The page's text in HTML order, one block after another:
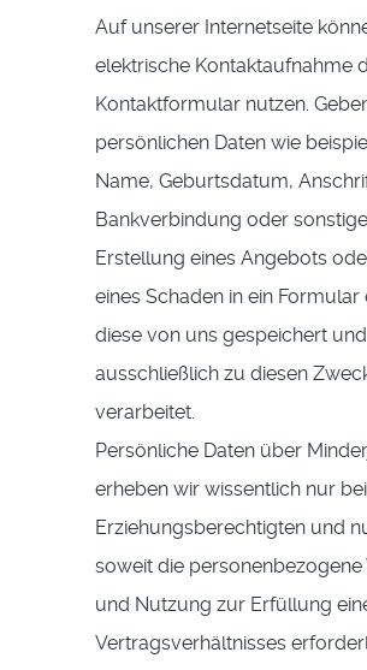
Auf unserer Internetseite
elektrische Kontaktaufnahme
Kontaktformular nutzen.
persönlichen Daten wie
Name, Geburtsdatum,
Bankverbindung oder
Erstellung eines Angebots
eines Schaden in ein Formular
diese von uns gespeichert und
ausschließlich zu diesen
verarbeitet.
Persönliche Daten über
erheben wir wissentlich nur bei
Erziehungsberechtigten und
soweit die personenbezogene
und Nutzung zur Erfüllung
Vertragsverhältnisses